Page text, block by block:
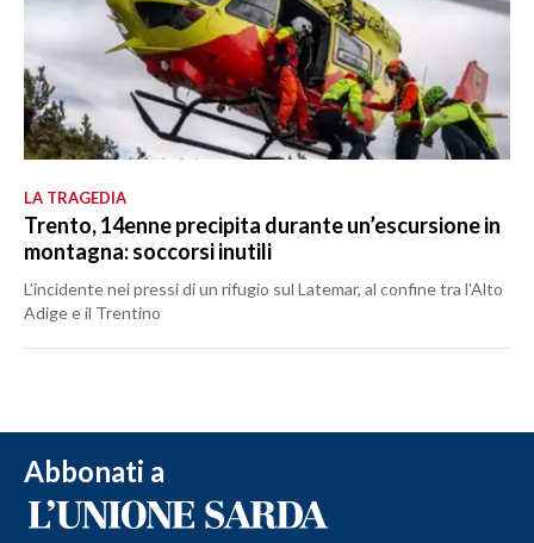
LA TRAGEDIA
Trento, 14enne precipita durante un’escursione in
montagna: soccorsi inutili
L’incidente nei pressi di un rifugio sul Latemar, al confine tra l'Alto
Adige e il Trentino
Abbonati a